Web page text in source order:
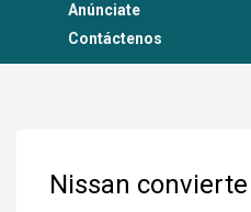
Anúnciate
Contáctenos
Nissan